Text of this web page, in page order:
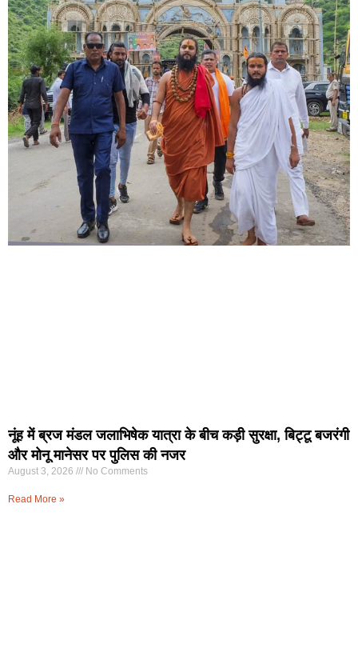
नूंह में ब्रज मंडल जलाभिषेक यात्रा के बीच कड़ी सुरक्षा, बिट्टू बजरंगी
और मोनू मानेसर पर पुलिस की नजर
August 3, 2026 No Comments
Read More »